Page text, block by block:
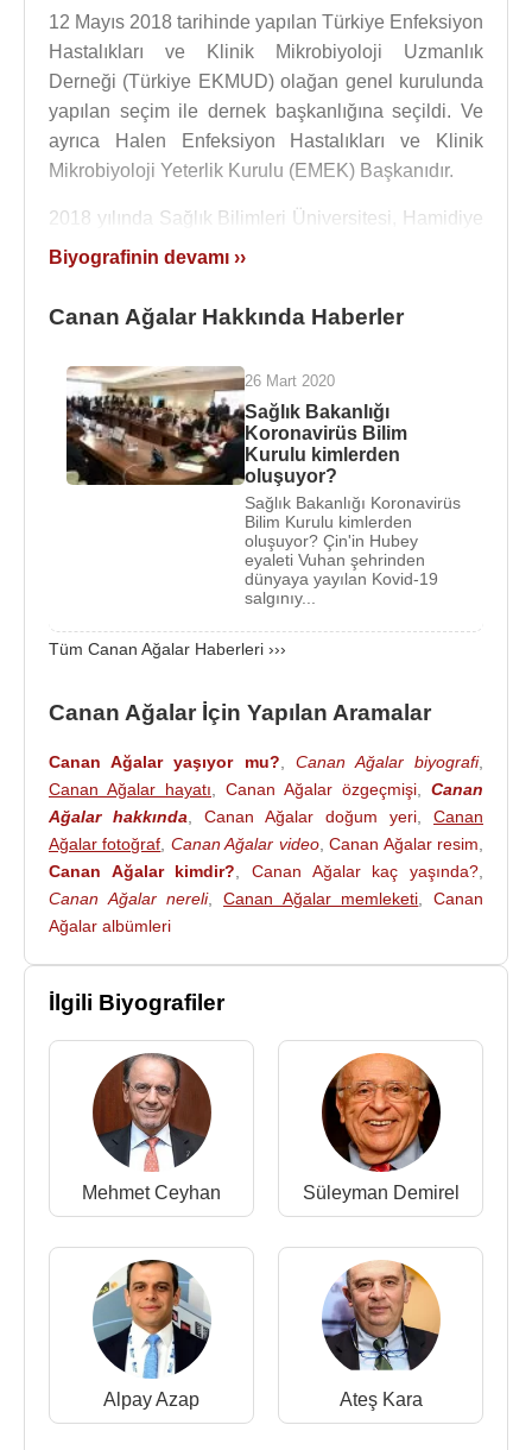
12 Mayıs 2018 tarihinde yapılan Türkiye Enfeksiyon
Hastalıkları ve Klinik Mikrobiyoloji Uzmanlık
Derneği (Türkiye EKMUD) olağan genel kurulunda
yapılan seçim ile dernek başkanlığına seçildi. Ve
ayrıca Halen Enfeksiyon Hastalıkları ve Klinik
Mikrobiyoloji Yeterlik Kurulu (EMEK) Başkanıdır.
2018 yılında Sağlık Bilimleri Üniversitesi, Hamidiye
Tıp Fakültesi, Dahili Tıp Bilimleri Bölümü,
görevlisi olan Prof. Dr. Canan Ağalar, 2019 yılından
Sultan Mehmet Eğitim Ve Araştırma Hastanesi
Enfeksiyon Hastalıkları Eğitim ve İdari Sorumlu
olarak görev yapmaktadır.
Yurt içi ve yurt dışında 100 civarında yayınlanmış
Prof. Dr. Canan Ağalar, 10 Ocak2020
Sağlık Bakanlığı Koronavirüs Bilim
2019 Aralık ayındaÇin'de nükseden
bir hastalığın varlığını ortaya koydu. Daha sonra ise
öğretim üyelerinden oluşan bilim kurulu kurma
kararı aldı.
koronavirüsBilim Kurulu'nda yer alan bazı
isimler şu şekilde:
Prof. Dr.Ateş Kara,
Prof. Dr.Alpay Azap,
Prof. Dr.Canan Ağalar
Prof. Dr.İlyas Dökmetaş
Kaynak:Biyografiler.com
Biyografinin devamı ››
Canan Ağalar Hakkında Haberler
26 Mart 2020
Sağlık Bakanlığı
Koronavirüs Bilim
Kurulu kimlerden
oluşuyor?
Sağlık Bakanlığı Koronavirüs
Bilim Kurulu kimlerden
oluşuyor? Çin'in Hubey
eyaleti Vuhan şehrinden
dünyaya yayılan Kovid-19
salgınıy...
Tüm Canan Ağalar Haberleri ›››
Canan Ağalar İçin Yapılan Aramalar
Canan Ağalar yaşıyor mu? Canan Ağalar biyografi,
Canan Ağalar hayatı
Canan Ağalar özgeçmişi
Canan
Ağalar hakkında
Canan Ağalar doğum yeri
Canan
Ağalar fotoğraf Canan Ağalar video,Canan Ağalar resim
Canan Ağalar kimdir? ,Canan Ağalar kaç yaşında?
Canan Ağalar nereli,Canan Ağalar memleketi ,Canan
Ağalar albümleri
İlgili Biyografiler
Mehmet Ceyhan Süleyman Demirel
Alpay Azap Ateş Kara